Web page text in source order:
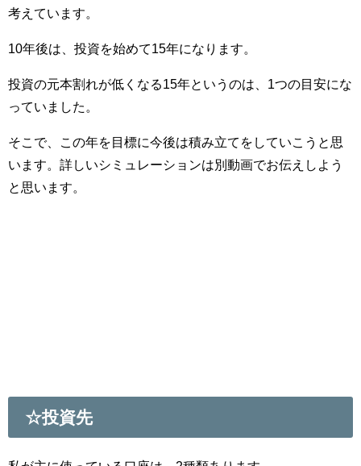
考えています。
10年後は、投資を始めて15年になります。
投資の元本割れが低くなる15年というのは、1つの目安にな
っていました。
そこで、この年を目標に今後は積み立てをしていこうと思
います。詳しいシミュレーションは別動画でお伝えしよう
と思います。
☆投資先